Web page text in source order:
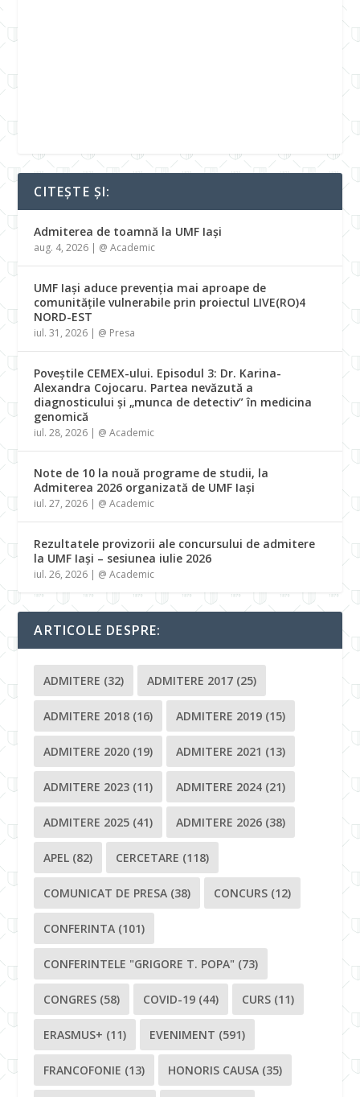
CITEȘTE ȘI:
Admiterea de toamnă la UMF Iași
aug. 4, 2026 | @ Academic
UMF Iași aduce prevenția mai aproape de
comunitățile vulnerabile prin proiectul LIVE(RO)4
NORD-EST
iul. 31, 2026 | @ Presa
Poveștile CEMEX-ului. Episodul 3: Dr. Karina-
Alexandra Cojocaru. Partea nevăzută a
diagnosticului și „munca de detectiv” în medicina
genomică
iul. 28, 2026 | @ Academic
Note de 10 la nouă programe de studii, la
Admiterea 2026 organizată de UMF Iași
iul. 27, 2026 | @ Academic
Rezultatele provizorii ale concursului de admitere
la UMF Iași – sesiunea iulie 2026
iul. 26, 2026 | @ Academic
ARTICOLE DESPRE:
ADMITERE (32) ADMITERE 2017 (25)
ADMITERE 2018 (16) ADMITERE 2019 (15)
ADMITERE 2020 (19) ADMITERE 2021 (13)
ADMITERE 2023 (11) ADMITERE 2024 (21)
ADMITERE 2025 (41) ADMITERE 2026 (38)
APEL (82) CERCETARE (118)
COMUNICAT DE PRESA (38) CONCURS (12)
CONFERINTA (101)
CONFERINTELE "GRIGORE T. POPA" (73)
CONGRES (58) COVID-19 (44) CURS (11)
ERASMUS+ (11) EVENIMENT (591)
FRANCOFONIE (13) HONORIS CAUSA (35)